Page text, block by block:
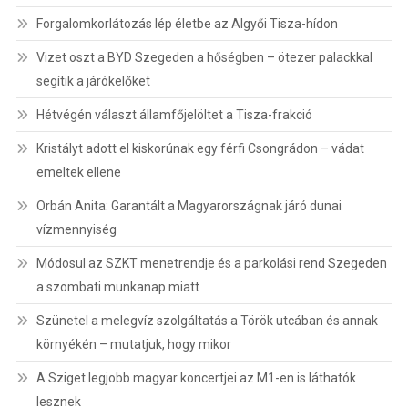
Forgalomkorlátozás lép életbe az Algyői Tisza-hídon
Vizet oszt a BYD Szegeden a hőségben – ötezer palackkal
segítik a járókelőket
Hétvégén választ államfőjelöltet a Tisza-frakció
Kristályt adott el kiskorúnak egy férfi Csongrádon – vádat
emeltek ellene
Orbán Anita: Garantált a Magyarországnak járó dunai
vízmennyiség
Módosul az SZKT menetrendje és a parkolási rend Szegeden
a szombati munkanap miatt
Szünetel a melegvíz szolgáltatás a Török utcában és annak
környékén – mutatjuk, hogy mikor
A Sziget legjobb magyar koncertjei az M1-en is láthatók
lesznek